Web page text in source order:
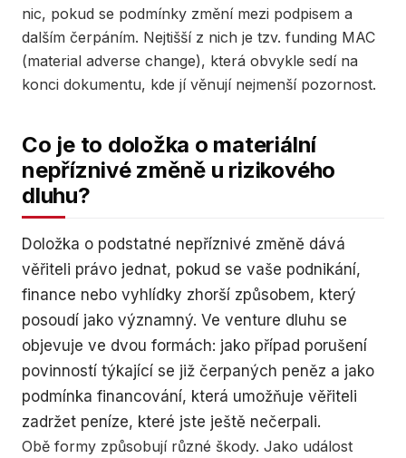
nic, pokud se podmínky změní mezi podpisem a
dalším čerpáním. Nejtišší z nich je tzv. funding MAC
(material adverse change), která obvykle sedí na
konci dokumentu, kde jí věnují nejmenší pozornost.
Co je to doložka o materiální
nepříznivé změně u rizikového
dluhu?
Doložka o podstatné nepříznivé změně dává
věřiteli právo jednat, pokud se vaše podnikání,
finance nebo vyhlídky zhorší způsobem, který
posoudí jako významný. Ve venture dluhu se
objevuje ve dvou formách: jako případ porušení
povinností týkající se již čerpaných peněz a jako
podmínka financování, která umožňuje věřiteli
zadržet peníze, které jste ještě nečerpali.
Obě formy způsobují různé škody. Jako událost